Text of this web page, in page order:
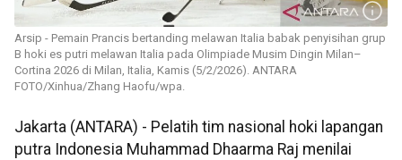
Arsip - Pemain Prancis bertanding melawan Italia babak penyisihan grup
B hoki es putri melawan Italia pada Olimpiade Musim Dingin Milan–
Cortina 2026 di Milan, Italia, Kamis (5/2/2026). ANTARA
FOTO/Xinhua/Zhang Haofu/wpa.
Jakarta (ANTARA) - Pelatih tim nasional hoki lapangan
putra Indonesia Muhammad Dhaarma Raj menilai